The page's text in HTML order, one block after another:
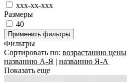
ххх-хх-ххх
Размеры
40
Фильтры
Сортировать по: возрастанию цены
названию А-Я | названию Я-А
Показать еще